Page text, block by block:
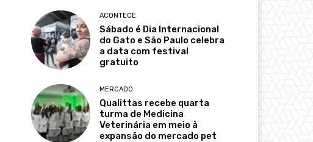
ACONTECE
Sábado é Dia Internacional
do Gato e São Paulo celebra
a data com festival
gratuito
MERCADO
Qualittas recebe quarta
turma de Medicina
Veterinária em meio à
expansão do mercado pet